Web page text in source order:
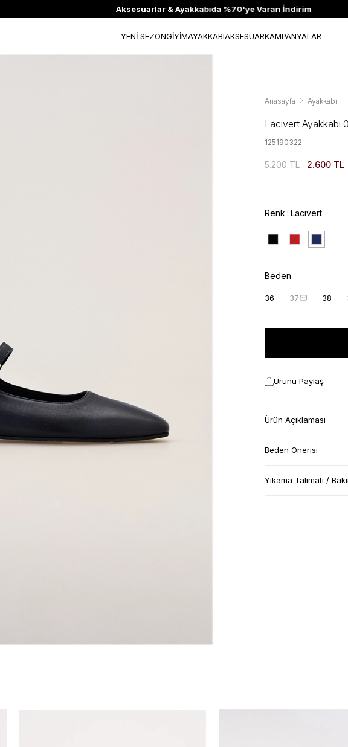
Aksesuarlar & Ayakkabıda %70'ye Varan İndirim
YENİ SEZONGİYİMAYAKKABIAKSESUARKAMPANYALAR
Anasayfa Ayakkabı
Lacivert Ayakkabı
125190322
5.200 TL 2.600 TL
Renk Lacıvert
Beden
36 37 38
Ürünü Paylaş
Ürün Açıklaması
Beden Önerisi
Yıkama Talimatı /